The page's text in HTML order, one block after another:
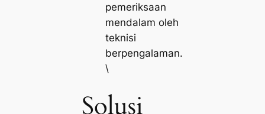
pemeriksaan
mendalam oleh
teknisi
berpengalaman.
\
Solusi